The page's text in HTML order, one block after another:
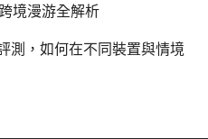
境漫游全解析
測，如何在不同裝置與情境